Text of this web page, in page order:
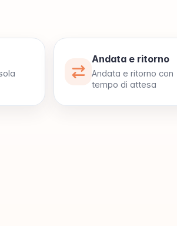
Andata e ritorno
Andata e ritorno con
tempo di attesa